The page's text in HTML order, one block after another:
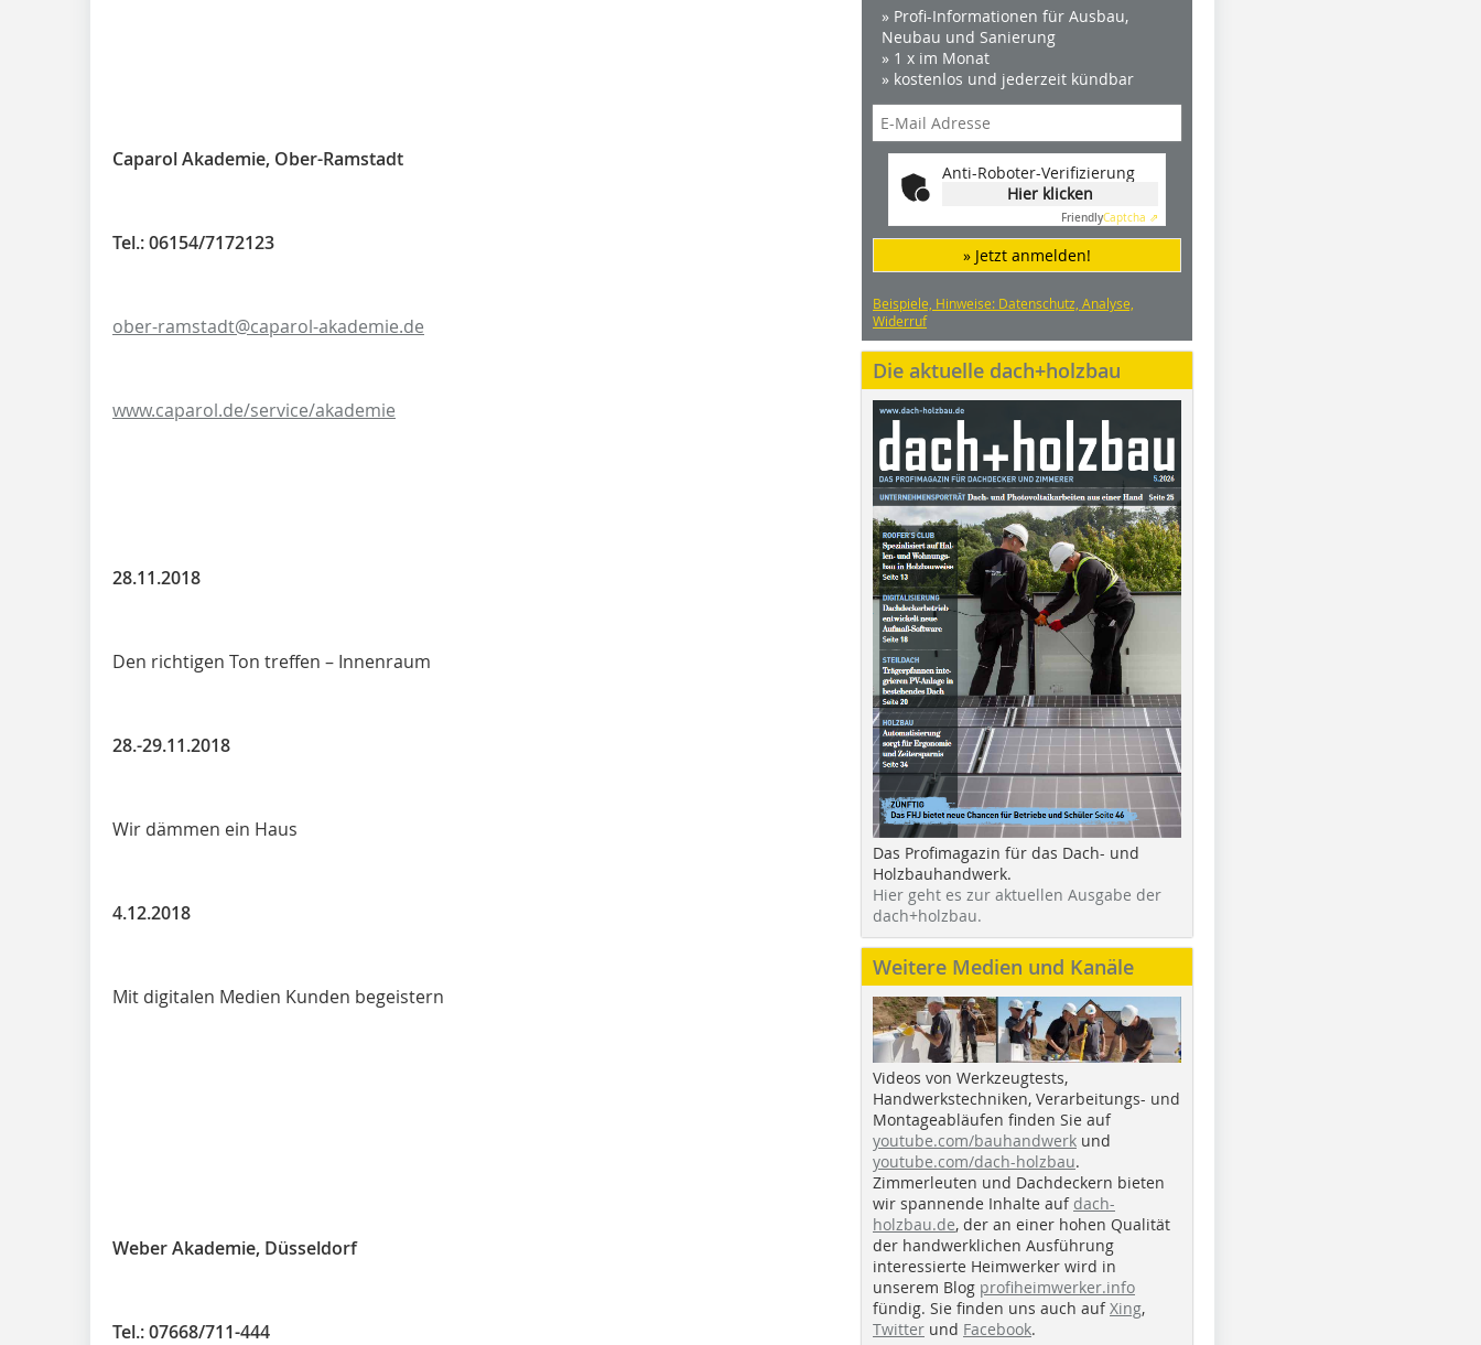
Caparol Akademie, Ober-Ramstadt
Tel.: 06154/7172123
ober-ramstadt@caparol-akademie.de
www.caparol.de/service/akademie
28.11.2018
Den richtigen Ton treffen – Innenraum
28.-29.11.2018
Wir dämmen ein Haus
4.12.2018
Mit digitalen Medien Kunden begeistern
Weber Akademie, Düsseldorf
Tel.: 07668/711-444
» Profi-Informationen für Ausbau,
Neubau und Sanierung
» 1 x im Monat
» kostenlos und jederzeit kündbar
Anti-Roboter-Verifizierung
Hier klicken
FriendlyCaptcha ⇗
» Jetzt anmelden!
Beispiele, Hinweise: Datenschutz, Analyse,
Widerruf
Die aktuelle dach+holzbau
Das Profimagazin für das Dach- und
Holzbauhandwerk.
Hier geht es zur aktuellen Ausgabe der
dach+holzbau.
Weitere Medien und Kanäle
Videos von Werkzeugtests,
Handwerkstechniken, Verarbeitungs- und
Montageabläufen finden Sie auf
youtube.com/bauhandwerk und
youtube.com/dach-holzbau.
Zimmerleuten und Dachdeckern bieten
wir spannende Inhalte auf dach-
holzbau.de, der an einer hohen Qualität
der handwerklichen Ausführung
interessierte Heimwerker wird in
unserem Blog profiheimwerker.info
fündig. Sie finden uns auch aufXing,
Twitter und Facebook.